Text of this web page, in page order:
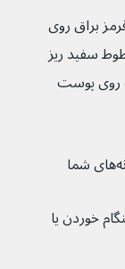
قرمز براق روی
سفید ریز
است روی پوست
خوردن یا